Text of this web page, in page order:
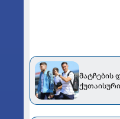
მატჩების